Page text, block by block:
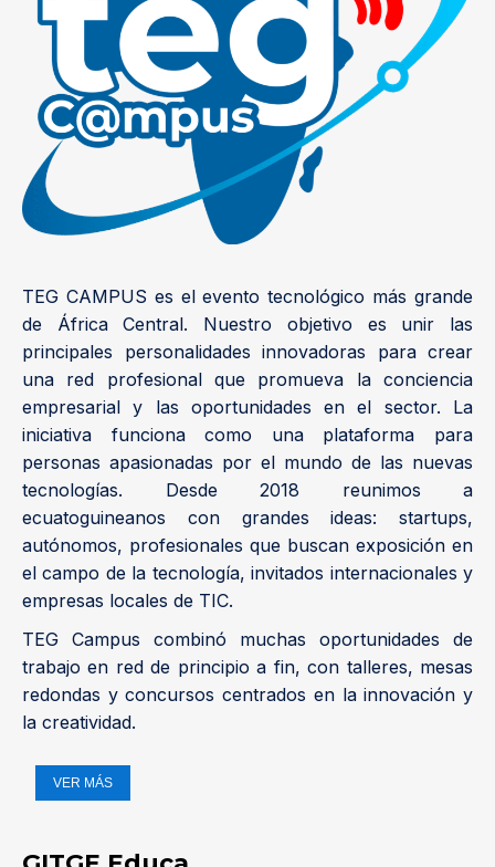
TEG CAMPUS es el evento tecnológico más grande
de África Central. Nuestro objetivo es unir las
principales personalidades innovadoras para crear
una red profesional que promueva la conciencia
empresarial y las oportunidades en el sector. La
iniciativa funciona como una plataforma para
personas apasionadas por el mundo de las nuevas
tecnologías. Desde 2018 reunimos a
ecuatoguineanos con grandes ideas: startups,
autónomos, profesionales que buscan exposición en
el campo de la tecnología, invitados internacionales y
empresas locales de TIC.
TEG Campus combinó muchas oportunidades de
trabajo en red de principio a fin, con talleres, mesas
redondas y concursos centrados en la innovación y
la creatividad.
VER MÁS